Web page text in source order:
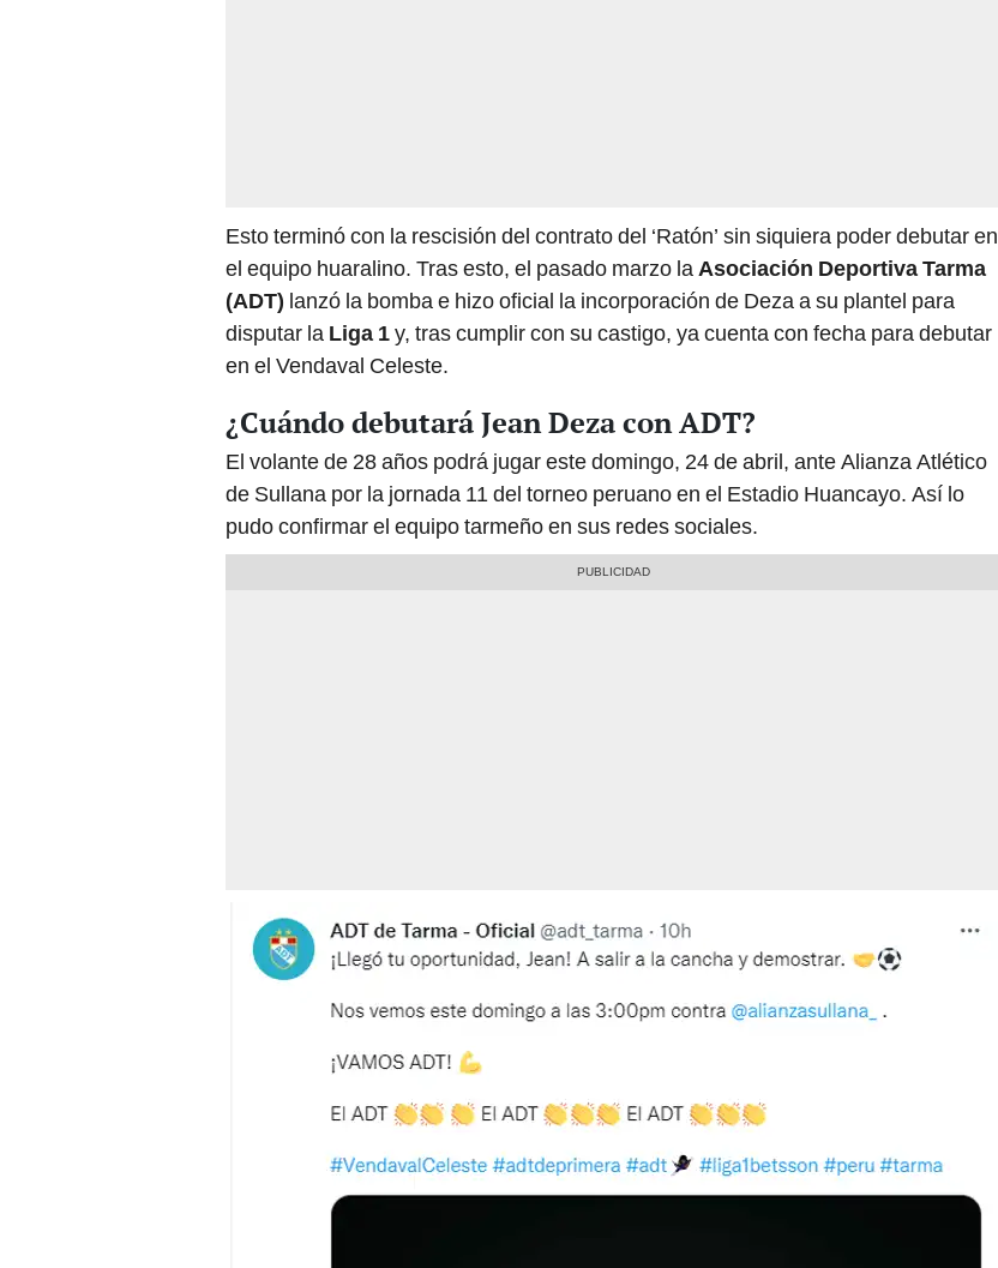
Esto terminó con la rescisión del contrato del ‘Ratón’ sin siquiera poder debutar en
el equipo huaralino. Tras esto, el pasado marzo laAsociación Deportiva Tarma
(ADT) lanzó la bomba e hizo oficial la incorporación de Deza a su plantel para
disputar la Liga 1y, tras cumplir con su castigo, ya cuenta con fecha para debutar
en el Vendaval Celeste.
¿Cuándo debutará Jean Deza con ADT?
El volante de 28 años podrá jugar este domingo, 24 de abril, ante Alianza Atlético
de Sullana por la jornada 11 del torneo peruano en el Estadio Huancayo. Así lo
pudo confirmar el equipo tarmeño en sus redes sociales.